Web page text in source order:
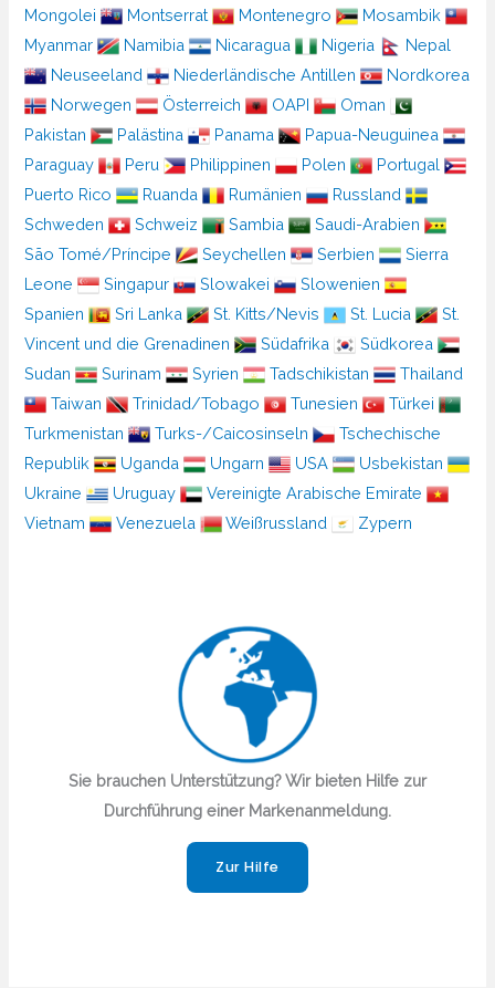
Mongolei
Montserrat Montenegro
Mosambik
Myanmar
Namibia Nicaragua Nigeria
Nepal
Neuseeland
Niederländische Antillen
Nordkorea
Norwegen
Österreich OAPI
Oman
Pakistan
Palästina Panama
Papua-Neuguinea
Paraguay
Peru Philippinen Polen
Portugal
Puerto Rico
Ruanda Rumänien
Russland
Schweden
Schweiz Sambia
Saudi-Arabien
São Tomé/Príncipe
Seychellen Serbien
Sierra
Leone
Singapur Slowakei
Slowenien
Spanien
Sri Lanka St. Kitts/Nevis St. Lucia
St.
Vincent und die Grenadinen
Südafrika
Südkorea
Sudan
Surinam Syrien Tadschikistan
Thailand
Taiwan
Trinidad/Tobago Tunesien
Türkei
Turkmenistan
Turks-/Caicosinseln
Tschechische
Republik
Uganda Ungarn USA
Usbekistan
Ukraine
Uruguay
Vereinigte Arabische Emirate
Vietnam
Venezuela Weißrussland Zypern
Sie brauchen Unterstützung?​ Wir bieten Hilfe zur
Durchführung einer Markenanmeldung.
Zur Hilfe